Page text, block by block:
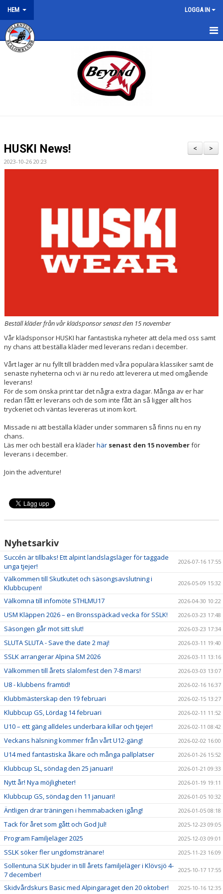
HEM LOGGA IN
HEM
>
<
HUSKI News!
2023-10-26 20:23
Beställ kläder från vår klädsponsor senast den 15 november
Vår klädsponsor HUSKI har fantastiska nyheter att dela med oss samt
ny chans att beställa kläder med leverans redan i december.
Vårt lager är nu fyllt till brädden med våra populära klassiker samt de
senaste nyheterna och vi är nu redo att leverera ut med omgående
leverans!
För de som önska print tar det några extra dagar. Många av er har
redan fått er leverans och de som inte fått än så ligger allt hos
tryckeriet och väntas levereras ut inom kort.
Missade ni att beställa kläder under sommaren så finns nu en ny
chans.
Läs mer och beställ era kläderhär senast den 15 novemberför
leverans i december.
Join the adventure!
Nyhetsarkiv
Succén är tillbaks! Ett alpint landslagsläger för taggade
unga tjejer!
2026-07-16 17:55
Välkommen till Skutkutet och säsongsavslutning i
Klubbcupen!
2026-05-09 15:32
Välkomna till infomöte STHLMU17 2026-04-30 10:22
USM Kläppen 2026 – en Bronsspäckad vecka för SSLK! 2026-03-23 17:48
Säsongen går mot sitt slut! 2026-03-23 17:34
SLUTA SLUTA - Save the date 2 maj! 2026-03-11 19:40
SSLK arrangerar Alpina SM 2026 2026-03-11 13:16
Välkommen till årets slalomfest den 7-8 mars! 2026-03-03 13:07
U8 - klubbens framtid! 2026-02-16 16:37
Klubbmästerskap den 19 februari 2026-02-15 13:27
Klubbcup GS, Lördag 14 februari 2026-02-11 11:52
U10 – ett gäng alldeles underbara killar och tjejer! 2026-02-11 08:42
Veckans hälsning kommer från vårt U12-gäng! 2026-02-02 16:00
U14 med fantastiska åkare och många pallplatser 2026-01-26 15:52
Klubbcup SL, söndag den 25 januari! 2026-01-21 09:33
Nytt år! Nya möjligheter! 2026-01-19 19:11
Klubbcup GS, söndag den 11 januari! 2026-01-05 10:32
Äntligen drar träningen i hemmabacken igång! 2026-01-05 08:18
Tack för året som gått och God Jul! 2025-12-23 09:05
Program Familjeläger 2025 2025-12-03 09:01
SSLK söker fler ungdomstränare! 2025-11-23 16:09
Sollentuna SLK bjuder in till årets familjeläger i Klövsjö 4-
7 december!
2025-10-17 17:55
Skidvårdskurs Basic med Alpingaraget den 20 oktober! 2025-10-16 12:35